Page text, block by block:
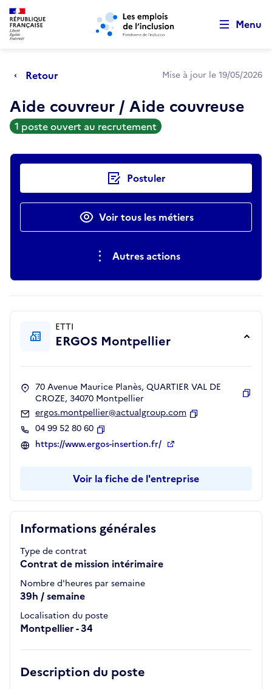
Aller au menu principal Aller au contenu principal
Menu
Retour Mise à jour le 19/05/2026
Aide couvreur / Aide couvreuse
1 poste ouvert au recrutement
Actions rapides Postuler
Voir tous les métiers
Autres actions
Informations générales
Type de contrat
Contrat de mission intérimaire
Nombre d'heures par semaine
39h / semaine
Localisation du poste
Montpellier - 34
Description du poste
ETTI
ERGOS Montpellier
70 Avenue Maurice Planès, QUARTIER VAL DE
CROZE, 34070 Montpellier
ergos.montpellier@actualgroup.com
04 99 52 80 60
Copier
https://www.ergos-insertion.fr/
Voir la fiche de l'entreprise
Retour au début de la page
Panneau de gestion des cookies